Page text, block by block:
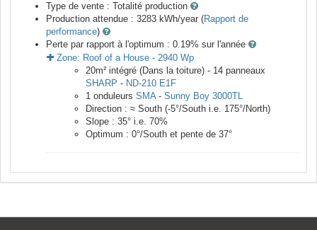
Type de vente : Totalité production
Production attendue : 3283 kWh/year (Rapport de
performance)
Perte par rapport à l'optimum : 0.19% sur l'année
Zone: Roof of a House - 2940 Wp
20m² intégré (Dans la toiture) - 14 panneaux
SHARP - ND-210 E1F
1 onduleurs SMA- Sunny Boy 3000TL
Direction : ≈ South (-5°/South i.e. 175°/North)
Slope : 35° i.e. 70%
Optimum : 0°/South et pente de 37°